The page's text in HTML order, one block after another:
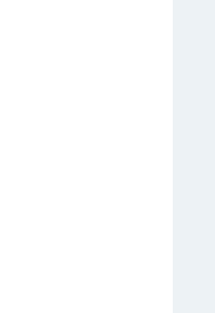
本
新